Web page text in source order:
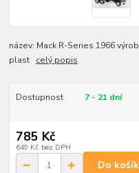
název: Mack R-Series 1966
plast celý popis
Dostupnost 7 - 21 dní
785 Kč
649 Kč bez DPH
Do